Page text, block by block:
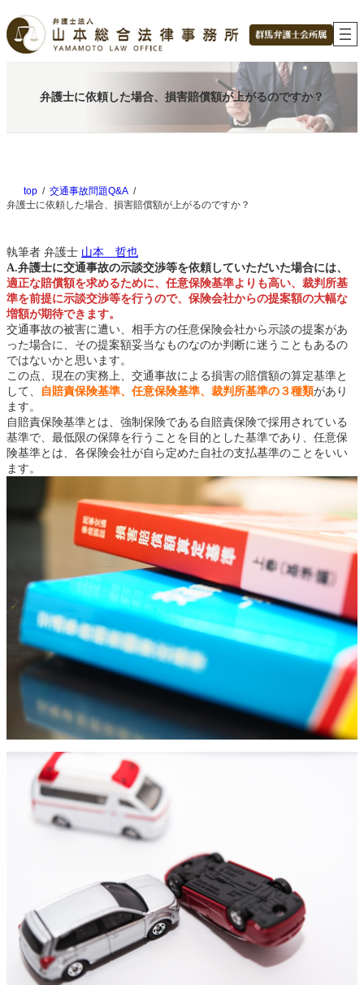
容
を
弁護士に依頼した場合、損害賠償額が上がるのですか？
top
交通事故問題Q&A
弁護士に依頼した場合、損害賠償額が上がるのですか？
執筆者 弁護士 山本 哲也
A.弁護士に交通事故の示談交渉等を依頼していただいた場合には、
適正な賠償額を求めるために、任意保険基準よりも高い、裁判所基
準を前提に示談交渉等を行うので、保険会社からの提案額の大幅な
増額が期待できます。
交通事故の被害に遭い、相手方の任意保険会社から示談の提案があ
った場合に、その提案額妥当なものなのか判断に迷うこともあるの
ではないかと思います。
この点、現在の実務上、交通事故による損害の賠償額の算定基準と
して、
自賠責保険基準、任意保険基準、裁判所基準の３種類があり
ます。
自賠責保険基準とは、強制保険である自賠責保険で採用されている
基準で、最低限の保障を行うことを目的とした基準であり、任意保
険基準とは、各保険会社が自ら定めた自社の支払基準のことをいい
ます。